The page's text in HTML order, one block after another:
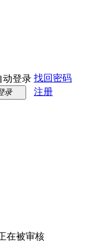
动登录 找回密码
录
注册
在被审核